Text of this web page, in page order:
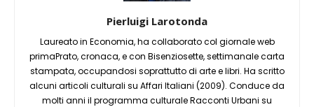
Pierluigi Larotonda
Laureato in Economia, ha collaborato col giornale web
primaPrato, cronaca, e con Bisenziosette, settimanale carta
stampata, occupandosi soprattutto di arte e libri. Ha scritto
alcuni articoli culturali su Affari Italiani (2009). Conduce da
molti anni il programma culturale Racconti Urbani su